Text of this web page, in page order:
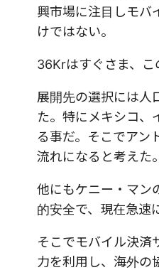
興市場に注目しモバ
けではない。
36Krはすぐさま、こ
展開先の選択には人
た。特にメキシコ、
る事だ。そこでアン
流れになると考えた。
他にもケニー・マン
的安全で、現在急速
そこでモバイル決済
力を利用し、海外の